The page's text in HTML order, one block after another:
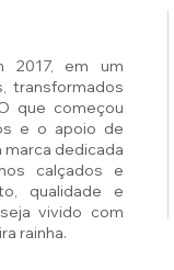
2017, em um
transformados
que começou
e o apoio de
marca dedicada
calçados e
qualidade e
vivido com
rainha.